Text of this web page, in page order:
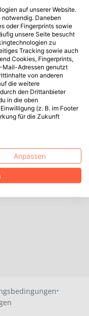
·
auf unserer Website.
Daneben
oder Fingerprints sowie
unsere Seite besucht
zu
Tracking sowie auch
Cookies, Fingerprints,
Mail-Adressen genutzt
von anderen
die weitere
den Drittanbieter
in die oben
(z. B. im Footer
für die Zukunft
Anpassen